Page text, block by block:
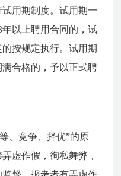
用期制度。试用期一
以上聘用合同的，试
按规定执行。试用期
合格的，予以正式聘
、竞争、择优”的原
虚作假，徇私舞弊，